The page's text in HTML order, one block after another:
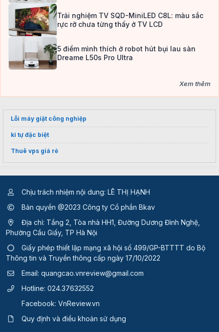
Trải nghiệm TV SQD-MiniLED C8L: màu sắc
rực rỡ chưa từng thấy ở TV LCD
5 điểm mình thích ở robot hút bụi lau sàn
Dreame L50s Pro Ultra
Xem thêm
Lỗi máy giặt công nghiệp
kí tự đặc biệt
Thuê vps giá rẻ
Chịu trách nhiệm nội dung: LÊ THỊ HẠNH
Bản quyền @2023 Công ty Cổ phần Bkav
Địa chỉ: Tầng 2, Tòa nhà HH1, Đường Dương Đình Nghệ,
Phường Cầu Giấy, TP Hà Nội
Giấy phép thiết lập mạng xã hội số 499/GP-BTTTT do Bộ
Thông tin và Truyền thông cấp ngày 17/10/2022
Email: quangcao.vnreview@gmail.com
Hotline: 024.37632552
Facebook: VnReview.vn
Quy định và điều khoản sử dụng